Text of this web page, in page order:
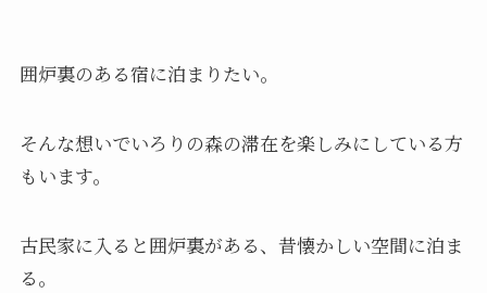
囲炉裏のある宿に泊まりたい。
そんな想いでいろりの森の滞在を楽しみにしている方
もいます。
古民家に入ると囲炉裏がある、昔懐かしい空間に泊ま
る。